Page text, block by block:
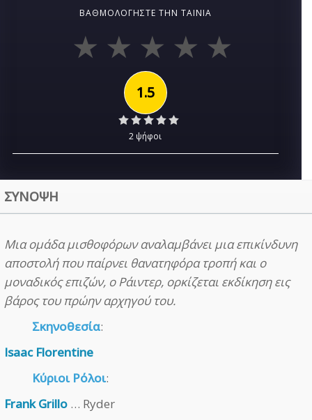
ΒΑΘΜΟΛΟΓΉΣΤΕ ΤΗΝ ΤΑΙΝΊΑ
1.5
2 ψήφοι
ΣΥΝΟΨΗ
Μια ομάδα μισθοφόρων αναλαμβάνει μια επικίνδυνη
αποστολή που παίρνει θανατηφόρα τροπή και ο
μοναδικός επιζών, ο Ράιντερ, ορκίζεται εκδίκηση εις
βάρος του πρώην αρχηγού του.
Σκηνοθεσία:
Isaac Florentine
Κύριοι Ρόλοι:
Frank Grillo … Ryder